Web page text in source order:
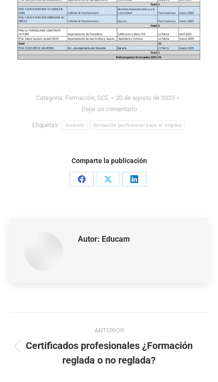
Categoría: Formación, SCE
20 de agosto de 2025
Dejar un comentario
Etiquetas: docente formación profesional para el empleo
Comparte la publicación
Autor: Educam
ANTERIOR
Certificados profesionales ¿Formación
reglada o no reglada?